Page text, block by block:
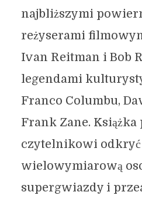
najbliższymi
reżyserami
Ivan Reitman i Bob
legendami
Franco Columbu,
Frank Zane. Książka
czytelnikowi odkryć
wielowymiarową
supergwiazdy i